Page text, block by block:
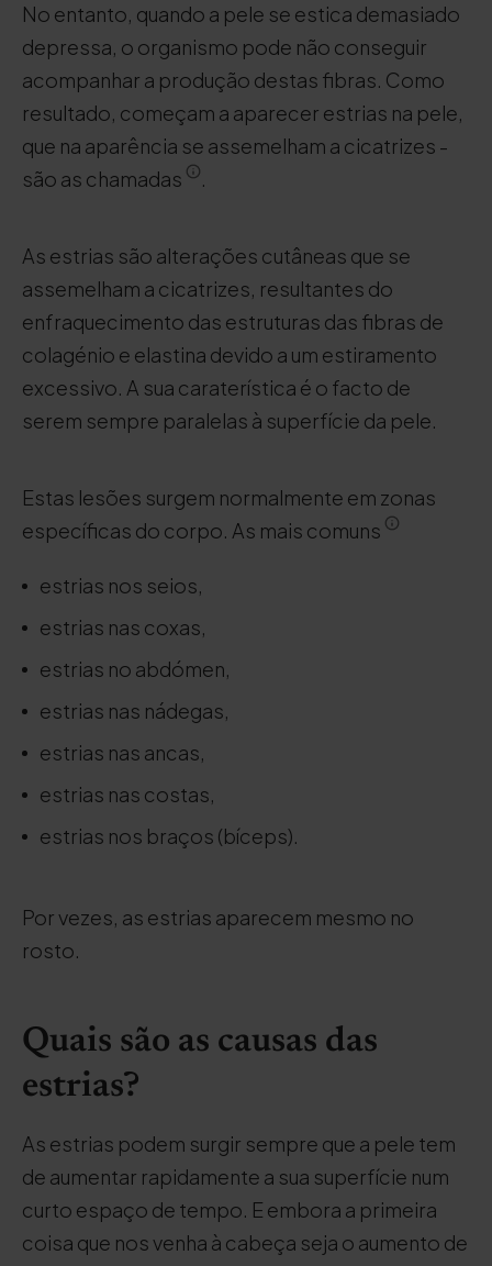
No entanto, quando a pele se estica demasiado
depressa, o organismo pode não conseguir
acompanhar a produção destas fibras. Como
resultado, começam a aparecer estrias na pele,
que na aparência se assemelham a cicatrizes -
são as chamadas
.
As estrias são alterações cutâneas que se
assemelham a cicatrizes, resultantes do
enfraquecimento das estruturas das fibras de
colagénio e elastina devido a um estiramento
excessivo. A sua caraterística é o facto de
serem sempre paralelas à superfície da pele.
Estas lesões surgem normalmente em zonas
específicas do corpo. As mais comuns
estrias nos seios,
estrias nas coxas,
estrias no abdómen,
estrias nas nádegas,
estrias nas ancas,
estrias nas costas,
estrias nos braços (bíceps).
Por vezes, as estrias aparecem mesmo no
rosto.
Quais são as causas das
estrias?
As estrias podem surgir sempre que a pele tem
de aumentar rapidamente a sua superfície num
curto espaço de tempo. E embora a primeira
coisa que nos venha à cabeça seja o aumento de